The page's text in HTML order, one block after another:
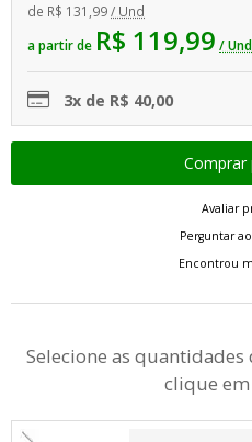
de R$ 131,99/ Und
a partir de R$ 119,99 / Und
3x de R$ 40,00
Avaliar
Perguntar
Encontrou
Selecione as
clique